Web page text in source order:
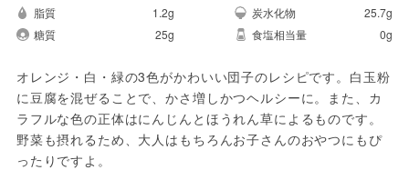
脂質
1.2g 炭水化物
25.7g
糖質
25g 食塩相当量 0g
オレンジ・白・緑の3色がかわいい団子のレシピです。白玉粉
に豆腐を混ぜることで、かさ増しかつヘルシーに。また、カ
ラフルな色の正体はにんじんとほうれん草によるものです。
野菜も摂れるため、大人はもちろんお子さんのおやつにもぴ
ったりですよ。